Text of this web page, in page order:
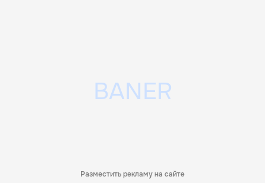
Разместить рекламу на сайте